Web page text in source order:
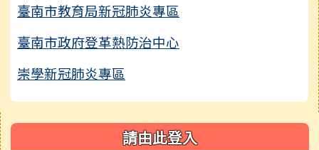
臺南市教育局新冠肺炎專區
臺南市政府登革熱防治中心
崇學新冠肺炎專區
右邊區域內容 請由此登入